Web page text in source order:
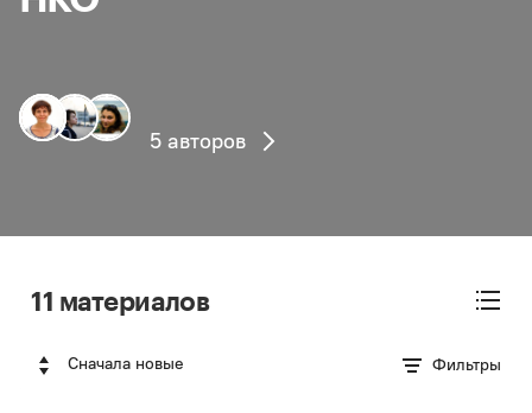
5 авторов
11 материалов
Сначала новые Фильтры